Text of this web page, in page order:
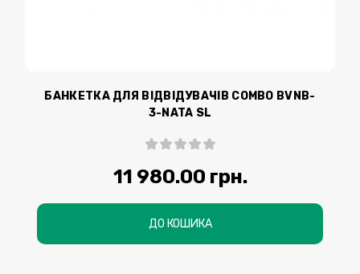
БАНКЕТКА ДЛЯ ВІДВІДУВАЧІВ COMBO BVNB-
3-NATA SL
11 980.00 грн.
ДО КОШИКА